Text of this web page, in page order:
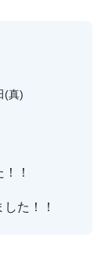
(真)
！
た！！